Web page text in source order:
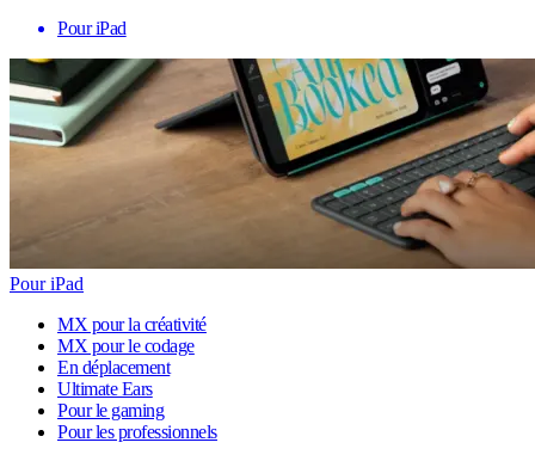
Pour iPad
Pour iPad
MX pour la créativité
MX pour le codage
En déplacement
Ultimate Ears
Pour le gaming
Pour les professionnels